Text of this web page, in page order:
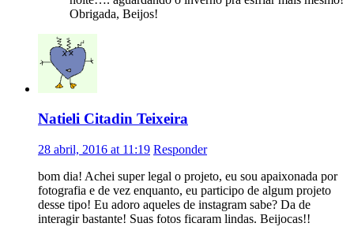
Obrigada, Beijos!
Natieli Citadin Teixeira
28 abril, 2016 at 11:19 Responder
bom dia! Achei super legal o projeto, eu sou apaixonada por
fotografia e de vez enquanto, eu participo de algum projeto
desse tipo! Eu adoro aqueles de instagram sabe? Da de
interagir bastante! Suas fotos ficaram lindas. Beijocas!!